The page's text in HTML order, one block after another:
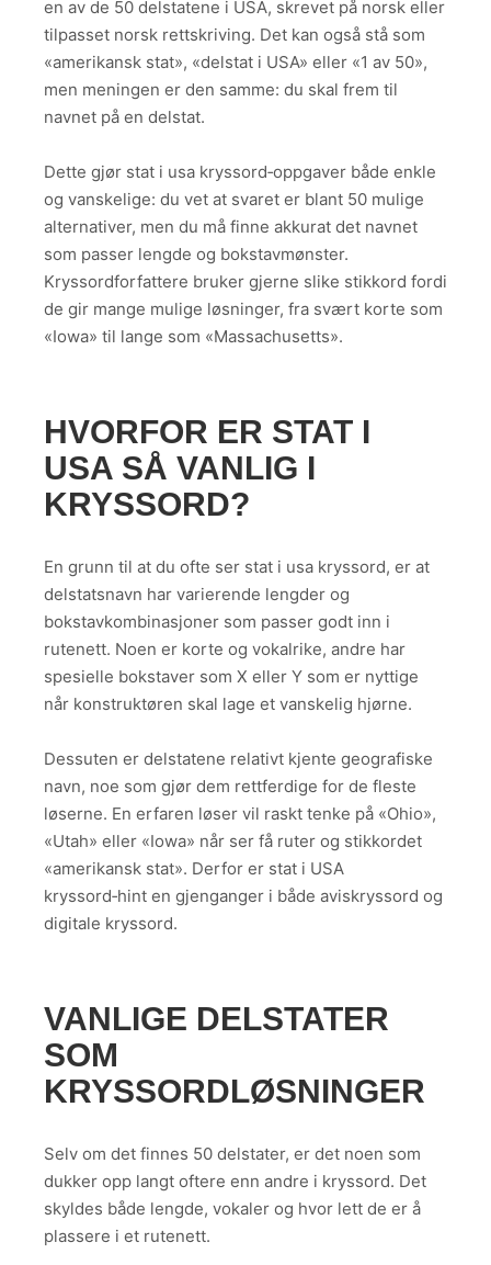
en av de 50 delstatene i USA, skrevet på norsk eller
tilpasset norsk rettskriving. Det kan også stå som
«amerikansk stat», «delstat i USA» eller «1 av 50»,
men meningen er den samme: du skal frem til
navnet på en delstat.
Dette gjør stat i usa kryssord‑oppgaver både enkle
og vanskelige: du vet at svaret er blant 50 mulige
alternativer, men du må finne akkurat det navnet
som passer lengde og bokstavmønster.
Kryssordforfattere bruker gjerne slike stikkord fordi
de gir mange mulige løsninger, fra svært korte som
«Iowa» til lange som «Massachusetts».
HVORFOR ER STAT I
USA SÅ VANLIG I
KRYSSORD?
En grunn til at du ofte ser stat i usa kryssord, er at
delstatsnavn har varierende lengder og
bokstavkombinasjoner som passer godt inn i
rutenett. Noen er korte og vokalrike, andre har
spesielle bokstaver som X eller Y som er nyttige
når konstruktøren skal lage et vanskelig hjørne.
Dessuten er delstatene relativt kjente geografiske
navn, noe som gjør dem rettferdige for de fleste
løserne. En erfaren løser vil raskt tenke på «Ohio»,
«Utah» eller «Iowa» når ser få ruter og stikkordet
«amerikansk stat». Derfor er stat i USA
kryssord‑hint en gjenganger i både aviskryssord og
digitale kryssord.
VANLIGE DELSTATER
SOM
KRYSSORDLØSNINGER
Selv om det finnes 50 delstater, er det noen som
dukker opp langt oftere enn andre i kryssord. Det
skyldes både lengde, vokaler og hvor lett de er å
plassere i et rutenett.